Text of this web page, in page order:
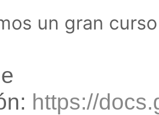
un gran
https://